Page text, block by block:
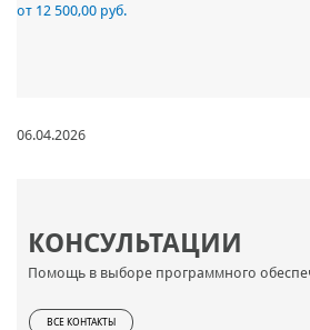
КОНСУЛЬТАЦИИ
Помощь в выборе программного
ВСЕ КОНТАКТЫ
от 12 500,00 руб.
06.04.2026